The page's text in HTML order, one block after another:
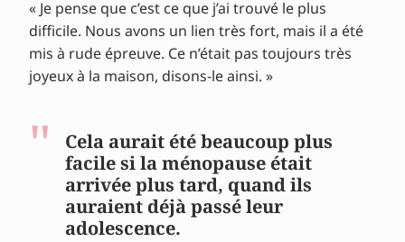
« Je pense que c’est ce que j’ai trouvé le plus
difficile. Nous avons un lien très fort, mais il a été
mis à rude épreuve. Ce n’était pas toujours très
joyeux à la maison, disons-le ainsi. »
Cela aurait été beaucoup plus
facile si la ménopause était
arrivée plus tard, quand ils
auraient déjà passé leur
adolescence.